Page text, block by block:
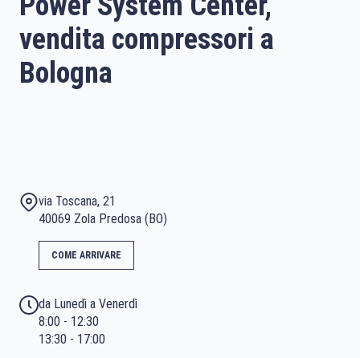
vendita compressori a
Bologna
via Toscana, 21
40069 Zola Predosa (BO)
COME ARRIVARE
da Lunedì a Venerdì
8:00 - 12:30
13:30 - 17:00